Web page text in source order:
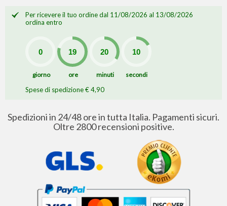
Per ricevere il tuo ordine dal 11/08/2026 al 13/08/2026
ordina entro
giorno ore minuti secondi
Spese di spedizione € 4,90
Spedizioni in 24/48 ore in tutta Italia. Pagamenti sicuri.
Oltre 2800 recensioni positive.